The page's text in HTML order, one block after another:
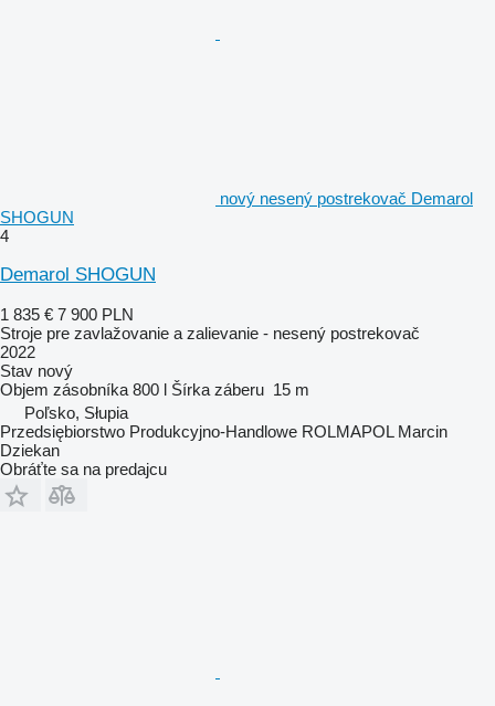
nový nesený postrekovač Demarol
SHOGUN
4
Demarol SHOGUN
1 835 € 7 900 PLN
Stroje pre zavlažovanie a zalievanie - nesený postrekovač
2022
Stav nový
Objem zásobníka 800 l Šírka záberu 15 m
Poľsko, Słupia
Przedsiębiorstwo Produkcyjno-Handlowe ROLMAPOL Marcin
Dziekan
Obráťte sa na predajcu